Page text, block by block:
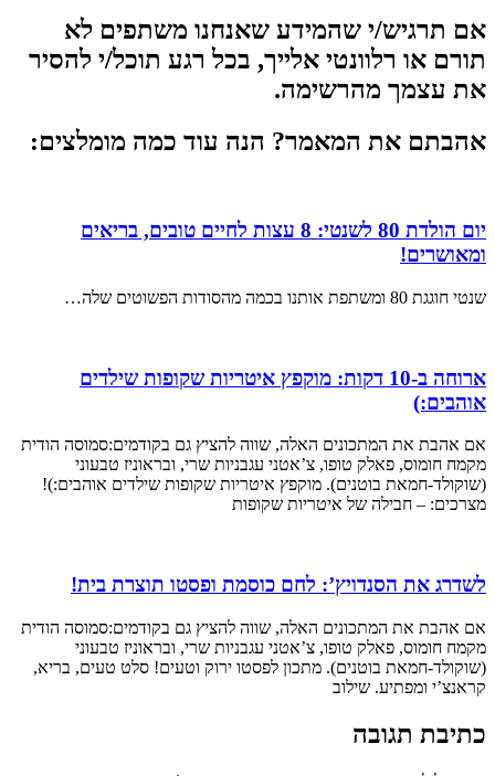
אם תרגיש/י שהמידע שאנחנו משתפים לא
תורם או רלוונטי אלייך, בכל רגע תוכל/י להסיר
את עצמך מהרשימה.
אהבתם את המאמר? הנה עוד כמה מומלצים:
יום הולדת 80 לשנטי: 8 עצות לחיים טובים, בריאים
ומאושרים!
שנטי חוגגת 80 ומשתפת אותנו בכמה מהסודות הפשוטים שלה…
ארוחה ב-10 דקות: מוקפץ איטריות שקופות שילדים
אוהבים:)
אם אהבת את המתכונים האלה, שווה להציץ גם בקודמים:סמוסה הודית
מקמח חומוס, פאלק טופו, צ’אטני עגבניות שרי, ובראוניז טבעוני
(שוקולד-חמאת בוטנים). מוקפץ איטריות שקופות שילדים אוהבים:)!
מצרכים: – חבילה של איטריות שקופות
לשדרג את הסנדויץ’: לחם כוסמת ופסטו תוצרת בית!
אם אהבת את המתכונים האלה, שווה להציץ גם בקודמים:סמוסה הודית
מקמח חומוס, פאלק טופו, צ’אטני עגבניות שרי, ובראוניז טבעוני
(שוקולד-חמאת בוטנים). מתכון לפסטו ירוק וטעים! סלט טעים, בריא,
קראנצ’י ומפתיע. שילוב
כתיבת תגובה